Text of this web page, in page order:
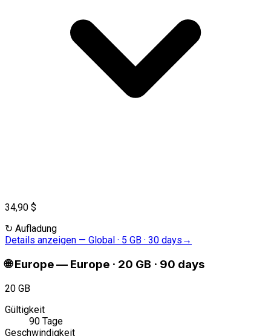
34,90 $
↻ Aufladung
Details anzeigen — Global · 5 GB · 30 days →
🌐 Europe— Europe · 20 GB · 90 days
20 GB
Gültigkeit
90 Tage
Geschwindigkeit